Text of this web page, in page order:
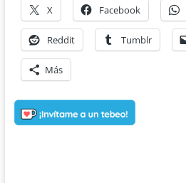
X Facebook
Reddit Tumblr
Más